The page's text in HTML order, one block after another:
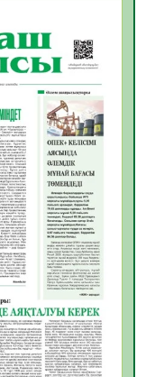
иммундау
51
49
47
полиция
етті
60
–